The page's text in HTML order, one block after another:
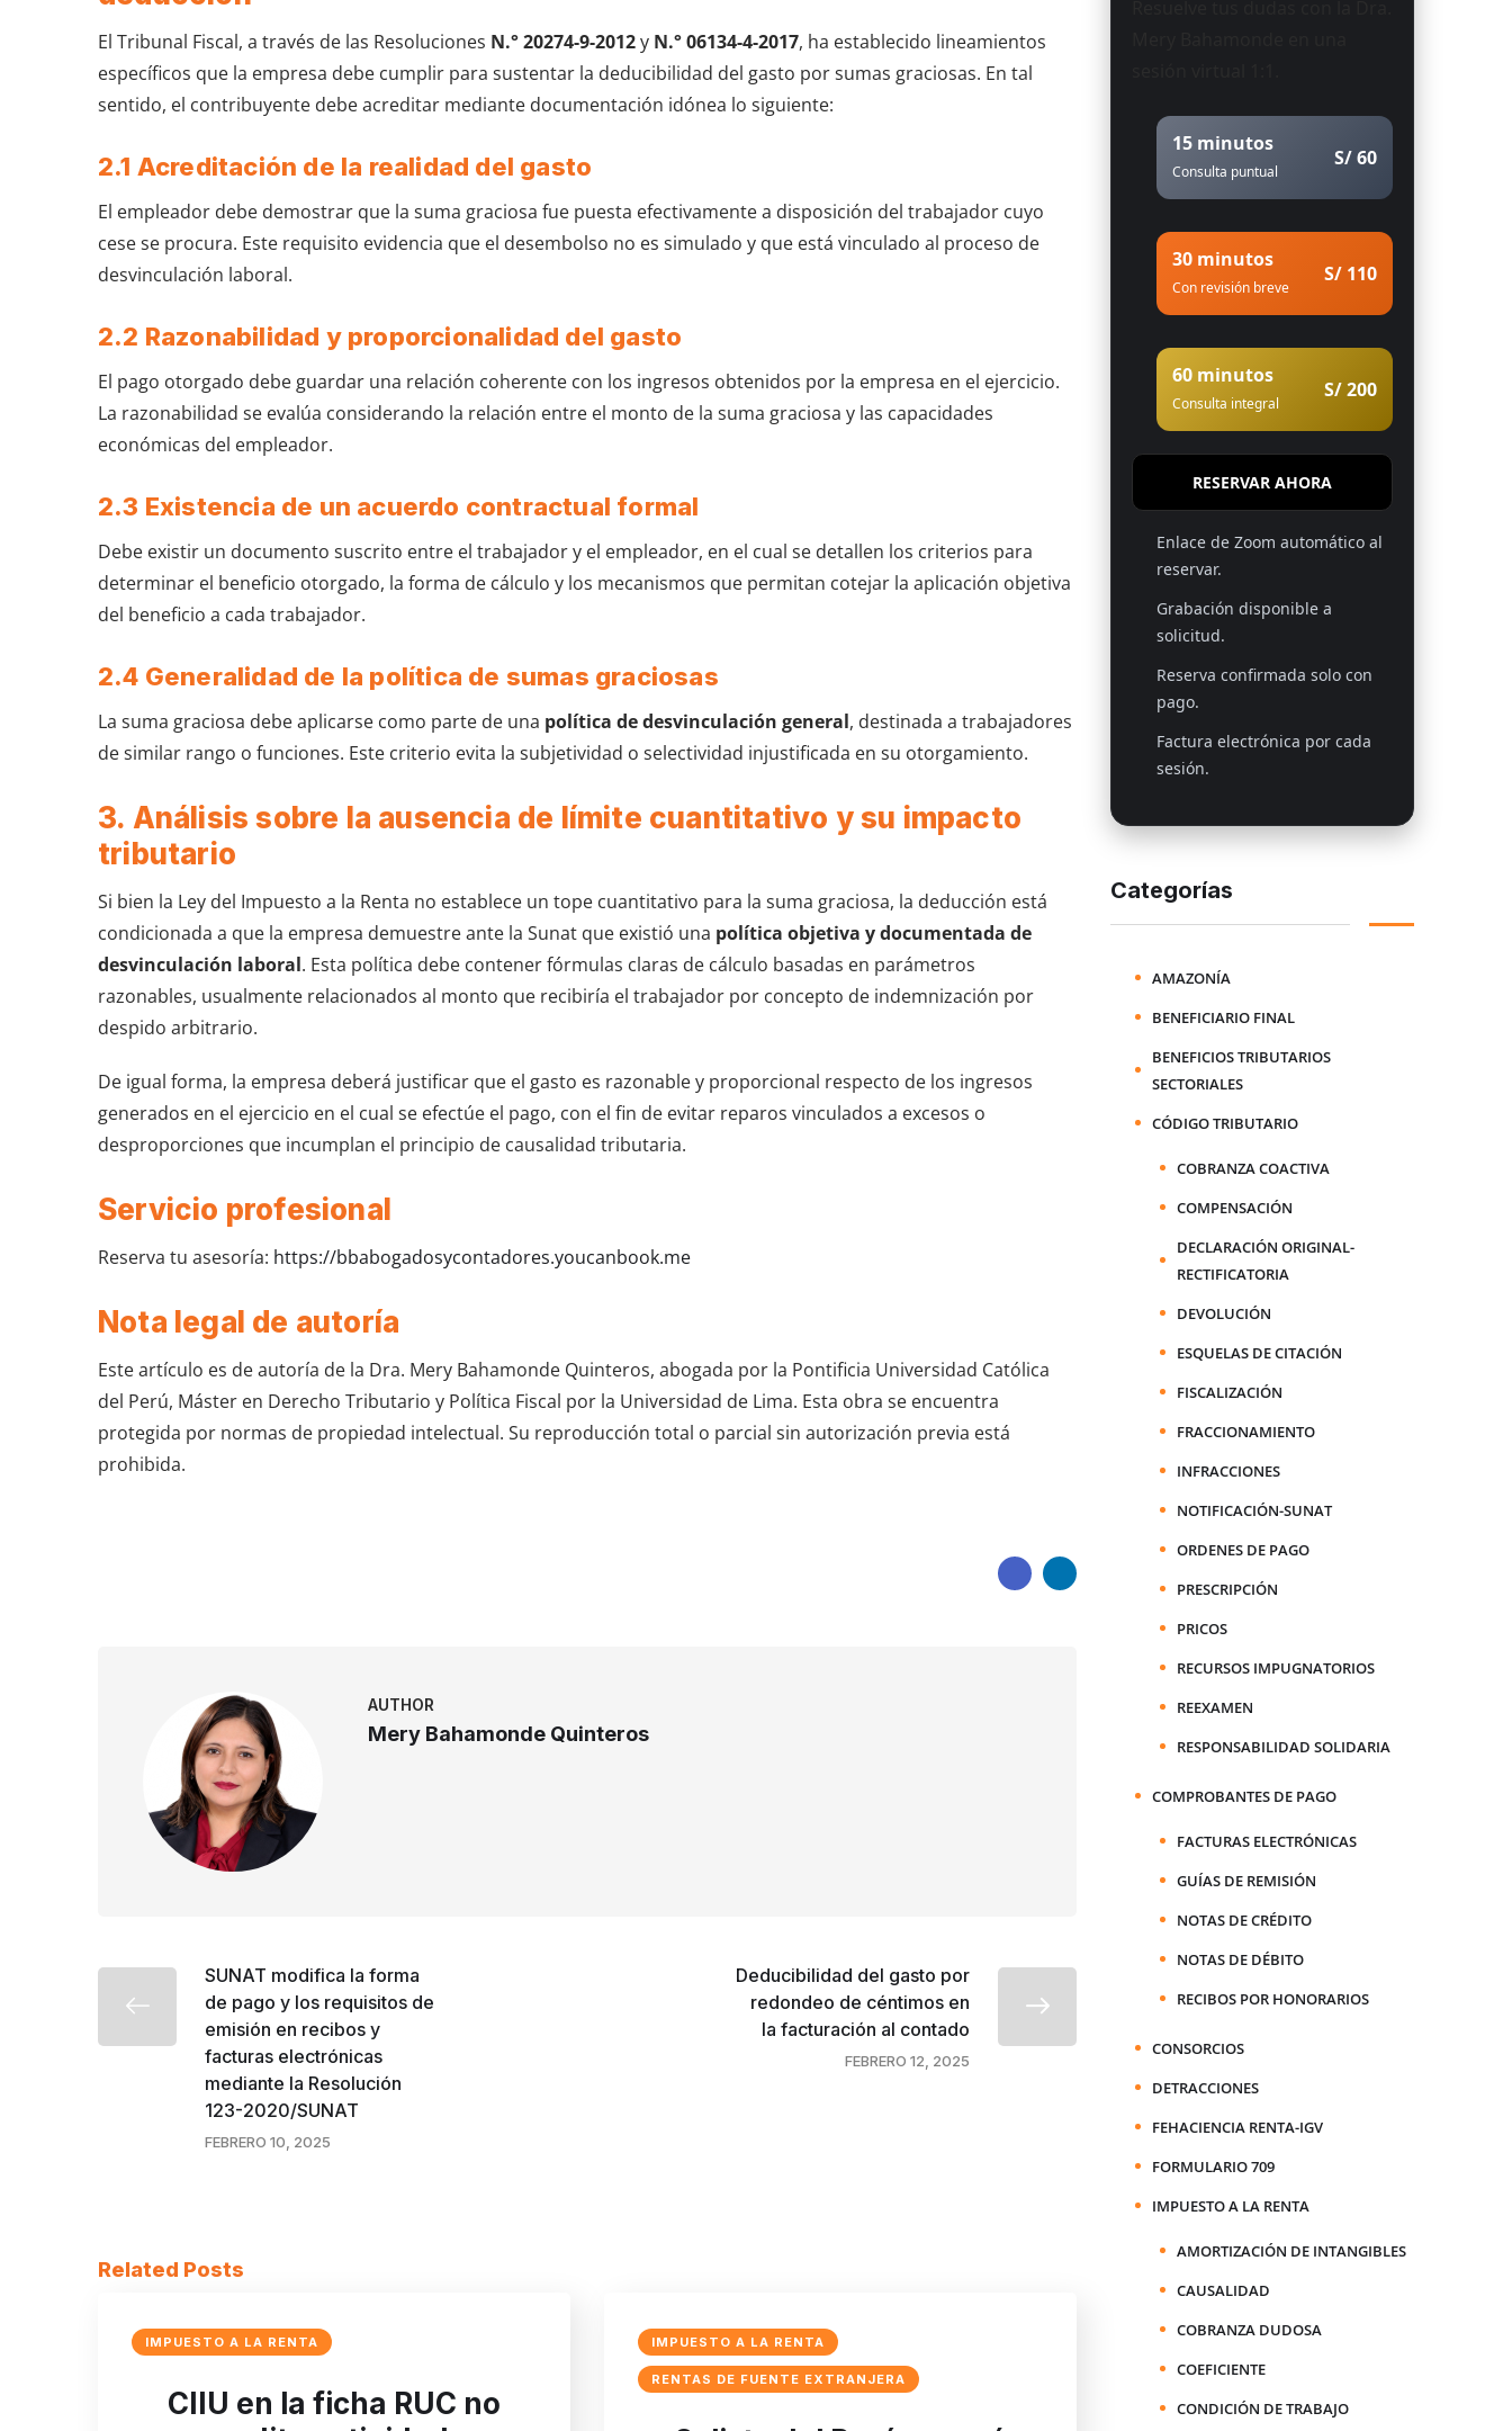
El Tribunal Fiscal, a través de las Resoluciones N.° 20274-9-2012y N.° 06134-4-2017, ha establecido lineamientos
específicos que la empresa debe cumplir para sustentar la deducibilidad del gasto por sumas graciosas. En tal
sentido, el contribuyente debe acreditar mediante documentación idónea lo siguiente:
2.1 Acreditación de la realidad del gasto
El empleador debe demostrar que la suma graciosa fue puesta efectivamente a disposición del trabajador cuyo
cese se procura. Este requisito evidencia que el desembolso no es simulado y que está vinculado al proceso de
desvinculación laboral.
2.2 Razonabilidad y proporcionalidad del gasto
El pago otorgado debe guardar una relación coherente con los ingresos obtenidos por la empresa en el ejercicio.
La razonabilidad se evalúa considerando la relación entre el monto de la suma graciosa y las capacidades
económicas del empleador.
2.3 Existencia de un acuerdo contractual formal
Debe existir un documento suscrito entre el trabajador y el empleador, en el cual se detallen los criterios para
determinar el beneficio otorgado, la forma de cálculo y los mecanismos que permitan cotejar la aplicación objetiva
del beneficio a cada trabajador.
2.4 Generalidad de la política de sumas graciosas
La suma graciosa debe aplicarse como parte de una política de desvinculación general, destinada a trabajadores
de similar rango o funciones. Este criterio evita la subjetividad o selectividad injustificada en su otorgamiento.
3. Análisis sobre la ausencia de límite cuantitativo y su impacto
tributario
Si bien la Ley del Impuesto a la Renta no establece un tope cuantitativo para la suma graciosa, la deducción está
condicionada a que la empresa demuestre ante la Sunat que existió una política objetiva y documentada de
desvinculación laboral. Esta política debe contener fórmulas claras de cálculo basadas en parámetros
razonables, usualmente relacionados al monto que recibiría el trabajador por concepto de indemnización por
despido arbitrario.
De igual forma, la empresa deberá justificar que el gasto es razonable y proporcional respecto de los ingresos
generados en el ejercicio en el cual se efectúe el pago, con el fin de evitar reparos vinculados a excesos o
desproporciones que incumplan el principio de causalidad tributaria.
Servicio profesional
Reserva tu asesoría: https://bbabogadosycontadores.youcanbook.me
Nota legal de autoría
Este artículo es de autoría de la Dra. Mery Bahamonde Quinteros, abogada por la Pontificia Universidad Católica
del Perú, Máster en Derecho Tributario y Política Fiscal por la Universidad de Lima. Esta obra se encuentra
protegida por normas de propiedad intelectual. Su reproducción total o parcial sin autorización previa está
prohibida.
AUTHOR
Mery Bahamonde Quinteros
SUNAT modifica la forma
de pago y los requisitos de
emisión en recibos y
facturas electrónicas
mediante la Resolución
123-2020/SUNAT
FEBRERO 10, 2025
Deducibilidad del gasto por
redondeo de céntimos en
la facturación al contado
FEBRERO 12, 2025
Related Posts
IMPUESTO A LA RENTA
CIIU en la ficha RUC no
IMPUESTO A LA RENTA
RENTAS DE FUENTE EXTRANJERA
15 minutos
Consulta puntual
S/ 60
30 minutos
Con revisión breve
S/ 110
60 minutos
Consulta integral
S/ 200
RESERVAR AHORA
Enlace de Zoom automático al
reservar.
Grabación disponible a
solicitud.
Reserva confirmada solo con
pago.
Factura electrónica por cada
sesión.
Categorías
AMAZONÍA
BENEFICIARIO FINAL
BENEFICIOS TRIBUTARIOS
SECTORIALES
CÓDIGO TRIBUTARIO
COBRANZA COACTIVA
COMPENSACIÓN
DECLARACIÓN ORIGINAL-
RECTIFICATORIA
DEVOLUCIÓN
ESQUELAS DE CITACIÓN
FISCALIZACIÓN
FRACCIONAMIENTO
INFRACCIONES
NOTIFICACIÓN-SUNAT
ORDENES DE PAGO
PRESCRIPCIÓN
PRICOS
RECURSOS IMPUGNATORIOS
REEXAMEN
RESPONSABILIDAD SOLIDARIA
COMPROBANTES DE PAGO
FACTURAS ELECTRÓNICAS
GUÍAS DE REMISIÓN
NOTAS DE CRÉDITO
NOTAS DE DÉBITO
RECIBOS POR HONORARIOS
CONSORCIOS
DETRACCIONES
FEHACIENCIA RENTA-IGV
FORMULARIO 709
IMPUESTO A LA RENTA
AMORTIZACIÓN DE INTANGIBLES
CAUSALIDAD
COBRANZA DUDOSA
COEFICIENTE
CONDICIÓN DE TRABAJO